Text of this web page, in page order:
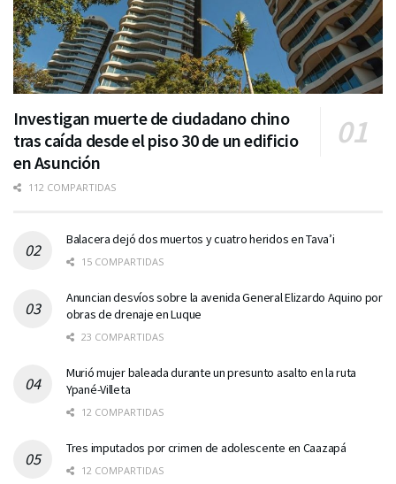
Investigan muerte de ciudadano chino
tras caída desde el piso 30 de un edificio
en Asunción
112 COMPARTIDAS
Balacera dejó dos muertos y cuatro heridos en Tava’i
15 COMPARTIDAS
Anuncian desvíos sobre la avenida General Elizardo Aquino por
obras de drenaje en Luque
23 COMPARTIDAS
Murió mujer baleada durante un presunto asalto en la ruta
Ypané-Villeta
12 COMPARTIDAS
Tres imputados por crimen de adolescente en Caazapá
12 COMPARTIDAS